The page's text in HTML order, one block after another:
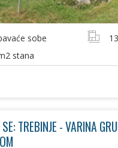
sobe
stana
TREBINJE - VARINA